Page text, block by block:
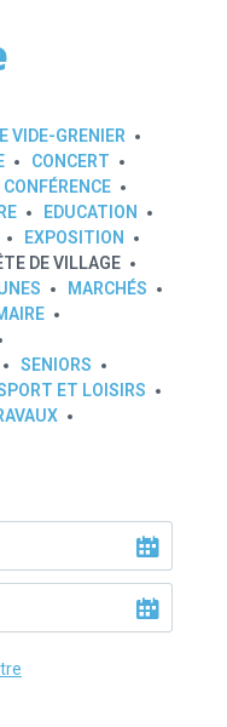
VIDE-GRENIER
CONCERT
CONFÉRENCE
EDUCATION
EXPOSITION
DE VILLAGE
MARCHÉS
SENIORS
ET LOISIRS